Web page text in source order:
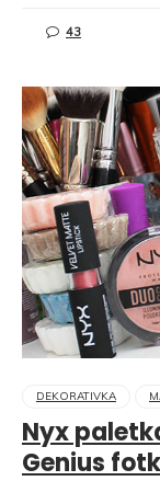
43
DEKORATIVKA
Nyx
Genius